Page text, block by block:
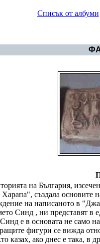
Списък от албуми
на България,
създала основите
на написаното в
Синд , ни представят в
е в основата не само
фигури се вижда
казах, ако днес е така, в